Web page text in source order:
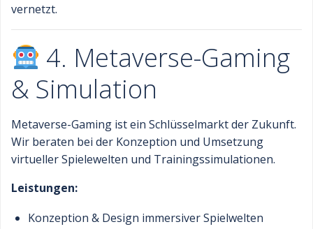
vernetzt.
4. Metaverse-Gaming
& Simulation
Metaverse-Gaming ist ein Schlüsselmarkt der Zukunft.
Wir beraten bei der Konzeption und Umsetzung
virtueller Spielewelten und Trainingssimulationen.
Leistungen:
Konzeption & Design immersiver Spielwelten